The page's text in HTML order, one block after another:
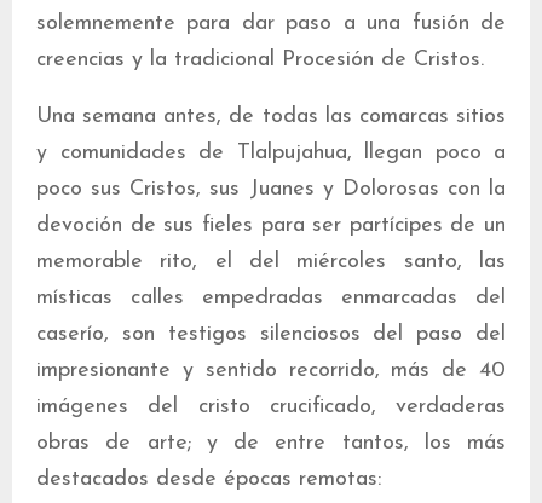
solemnemente para dar paso a una fusión de
creencias y la tradicional Procesión de Cristos.
Una semana antes, de todas las comarcas sitios
y comunidades de Tlalpujahua, llegan poco a
poco sus Cristos, sus Juanes y Dolorosas con la
devoción de sus fieles para ser partícipes de un
memorable rito, el del miércoles santo, las
místicas calles empedradas enmarcadas del
caserío, son testigos silenciosos del paso del
impresionante y sentido recorrido, más de 40
imágenes del cristo crucificado, verdaderas
obras de arte; y de entre tantos, los más
destacados desde épocas remotas: